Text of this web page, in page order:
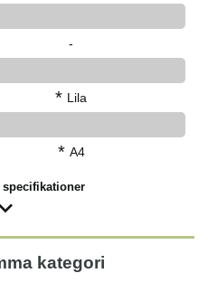
-
* Lila
* A4
kategori